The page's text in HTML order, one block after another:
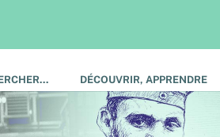
DÉCOUVRIR, APPRENDRE